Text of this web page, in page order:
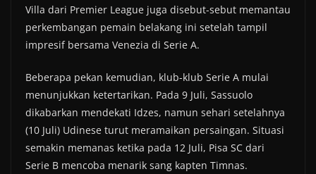
Villa dari Premier League juga disebut-sebut memantau
perkembangan pemain belakang ini setelah tampil
impresif bersama Venezia di Serie A.
Beberapa pekan kemudian, klub-klub Serie A mulai
menunjukkan ketertarikan. Pada 9 Juli, Sassuolo
dikabarkan mendekati Idzes, namun sehari setelahnya
(10 Juli) Udinese turut meramaikan persaingan. Situasi
semakin memanas ketika pada 12 Juli, Pisa SC dari
Serie B mencoba menarik sang kapten Timnas.